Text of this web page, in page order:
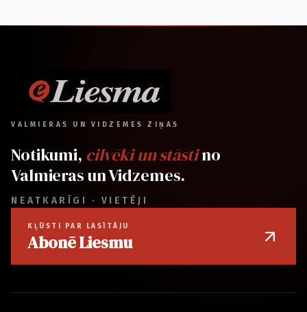
VALMIERAS UN VIDZEMES ZIŅAS
Notikumi, cilvēki un stāstino
Valmieras un Vidzemes.
NEATKARĪGI · VIETĒJI
KĻŪSTI PAR LASĪTĀJU
Abonē Liesmu